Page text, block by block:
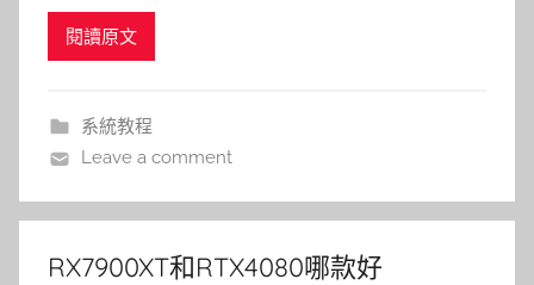
閱讀原文
系統教程
Leave a comment
RX7900XT和RTX4080哪款好